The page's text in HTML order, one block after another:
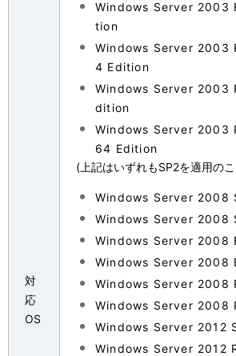
対
応
OS
Windows Server 2003
tion
Windows Server 2003
4 Edition
Windows Server 2003
dition
Windows Server 2003
64 Edition
(上記はいずれもSP2を適用の
Windows Server 2008
Windows Server 2008
Windows Server 2008
Windows Server 2008
Windows Server 2008
Windows Server 2008
Windows Server 2012
Windows Server 2012